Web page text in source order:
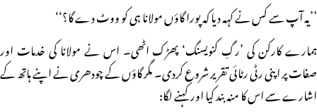
’’یہ آپ سے کس نے کہہ دیا کہ پورا گاؤں مولانا ہی کو ووٹ دے گا؟‘‘
ہمارے کارکن کی ’رگِ کنویسنگ‘ پھڑک اٹھی۔ اس نے مولانا کی خدمات اور
صفات پر اپنی رٹی رٹائی تقریر شروع کردی۔ مگر گاؤں کے چودھری نے اپنے ہاتھ کے
اشارے سے اس کا منہ بند کیا اور کہنے لگا: